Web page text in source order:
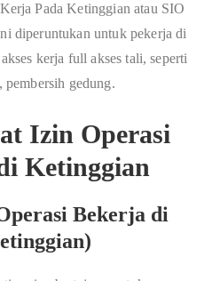
Pada Ketinggian atau SIO
diperuntukan untuk pekerja di
kerja full akses tali, seperti
gedung.
Izin Operasi
Ketinggian
Bekerja di